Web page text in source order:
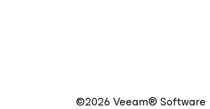
©2026 Veeam® Software